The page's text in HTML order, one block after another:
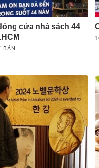
cửa nhà sách 44
BẢN